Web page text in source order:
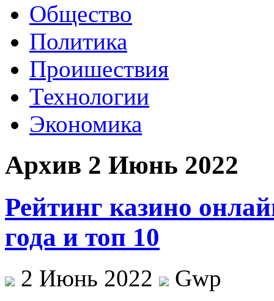
Общество
Политика
Проишествия
Технологии
Экономика
Архив 2 Июнь 2022
Рейтинг казино
года и топ 10
2 Июнь 2022
Gwp